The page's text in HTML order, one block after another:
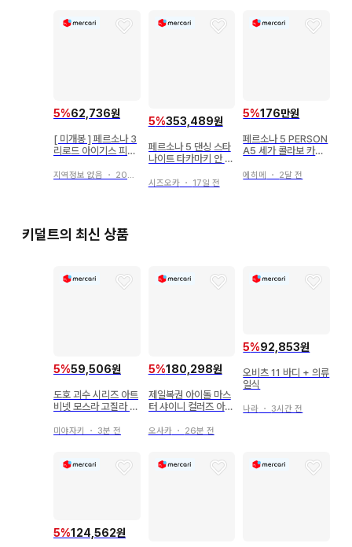
5%62,736원
[ 미개봉 ] 페르소나 3
리로드 아이기스 피규
지역정보 없음 ・ 20일 전
5%353,489원
페르소나 5 댄싱 스타
나이트 타카마키 안 피
시즈오카・ 17일 전
5%176만원
페르소나 5 PERSON
A5 세가 콜라보 카페
에히메 ・ 2달 전
키덜트의 최신 상품
5%59,506원
도호 괴수 시리즈 아트
비넷 모스라 고질라 제
미야자키 ・ 3분 전
5%180,298원
제일복권 아이돌 마스
터 샤이니 컬러즈 아사
오사카・ 26분 전
5%92,853원
오비츠 11 바디 + 의류
일식
나라 ・ 3시간 전
5%124,562원